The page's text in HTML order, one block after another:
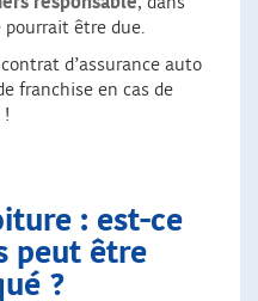
être due.
d’assurance auto
franchise en cas de
!
: est-ce
peut être
?